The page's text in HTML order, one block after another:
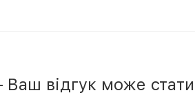
Ваш відгук може